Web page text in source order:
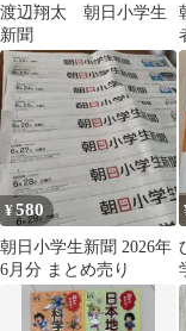
渡辺翔太 朝日小学生
新聞
¥580
朝日小学生新聞 2026年
6月分 まとめ売り